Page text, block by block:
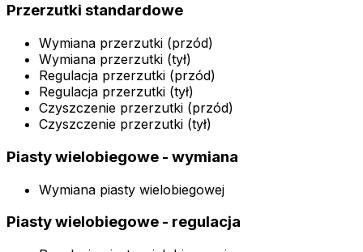
Przerzutki standardowe
Wymiana przerzutki (przód)
Wymiana przerzutki (tył)
Regulacja przerzutki (przód)
Regulacja przerzutki (tył)
Czyszczenie przerzutki (przód)
Czyszczenie przerzutki (tył)
Piasty wielobiegowe - wymiana
Wymiana piasty wielobiegowej
Piasty wielobiegowe - regulacja